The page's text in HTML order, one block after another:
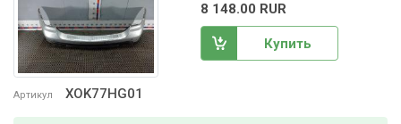
Артикул XOK77HG01
8 148.00 RUR
Купить